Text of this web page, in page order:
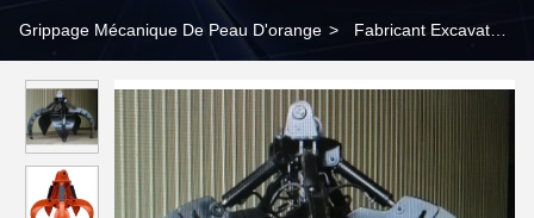
Grippage Mécanique De Peau D'orange > Fabricant Excavateur